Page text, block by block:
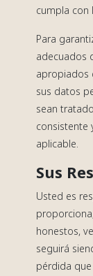
cumpla con
Para
adecuados
apropiados
sus datos
sean
consistente
aplicable.
Sus
Usted es
honestos,
seguirá
pérdida